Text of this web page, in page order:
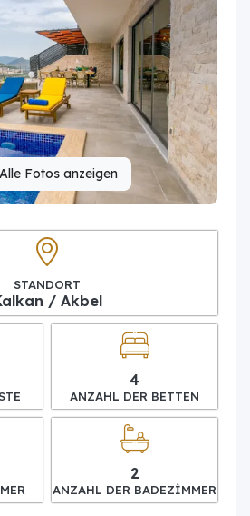
Alle Fotos anzeigen
STANDORT
/ Akbel
4
ANZAHL DER BETTEN
2
ANZAHL DER BADEZIMMER